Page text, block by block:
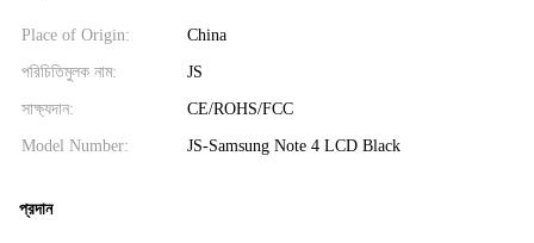
Place of Origin: China
পরিচিতিমুলক নাম: JS
সাক্ষ্যদান: CE/ROHS/FCC
Model Number: JS-Samsung Note 4 LCD Black
প্রদান